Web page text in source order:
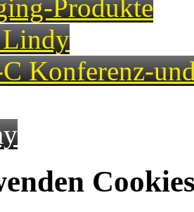
Produkte
Konferenz-